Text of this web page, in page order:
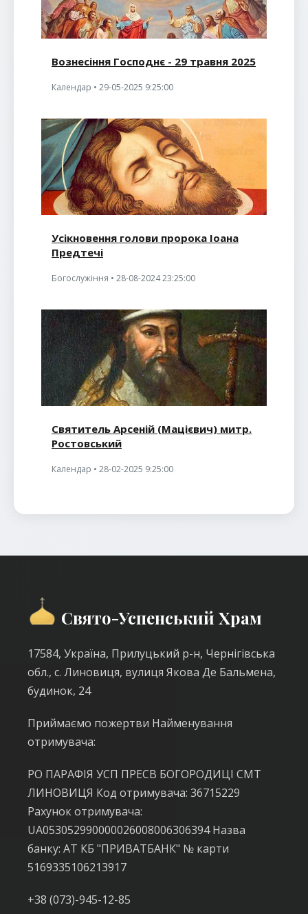
Вознесіння Господнє - 29 травня 2025
Календар • 29-05-2025 9:25:00
Усікновення голови пророка Іоана
Предтечі
Богослужіння • 28-08-2024 23:25:00
Святитель Арсеній (Мацієвич) митр.
Ростовський
Календар • 28-02-2025 9:25:00
Свято-Успенський Храм
17584, Україна, Прилуцький р-н, Чернігівська
обл., с. Линовиця, вулиця Якова Де Бальмена,
будинок, 24
Приймаємо пожертви Найменування
отримувача:
РО ПАРАФІЯ УСП ПРЕСВ БОГОРОДИЦІ СМТ
ЛИНОВИЦЯ Код отримувача: 36715229
Рахунок отримувача:
UA053052990000026008006306394 Назва
банку: АТ КБ "ПРИВАТБАНК" № карти
5169335106213917
+38 (073)-945-12-85